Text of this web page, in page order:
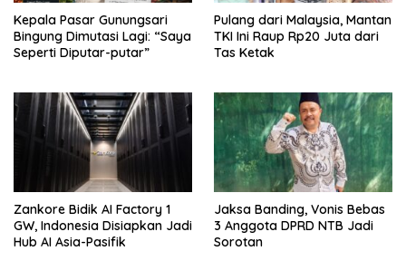
Kepala Pasar Gunungsari
Bingung Dimutasi Lagi: “Saya
Seperti Diputar-putar”
Pulang dari Malaysia, Mantan
TKI Ini Raup Rp20 Juta dari
Tas Ketak
Zankore Bidik AI Factory 1
GW, Indonesia Disiapkan Jadi
Hub AI Asia-Pasifik
Jaksa Banding, Vonis Bebas
3 Anggota DPRD NTB Jadi
Sorotan